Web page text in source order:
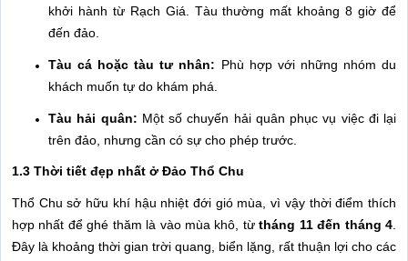
khởi hành từ Rạch Giá. Tàu thường mất khoảng 8 giờ để
đến đảo.
Tàu cá hoặc tàu tư nhân: Phù hợp với những nhóm du
khách muốn tự do khám phá.
Tàu hải quân: Một số chuyến hải quân phục vụ việc đi lại
trên đảo, nhưng cần có sự cho phép trước.
1.3 Thời tiết đẹp nhất ở Đảo Thổ Chu
Thổ Chu sở hữu khí hậu nhiệt đới gió mùa, vì vậy thời điểm thích
hợp nhất để ghé thăm là vào mùa khô, từtháng 11 đến tháng 4
Đây là khoảng thời gian trời quang, biển lặng, rất thuận lợi cho các